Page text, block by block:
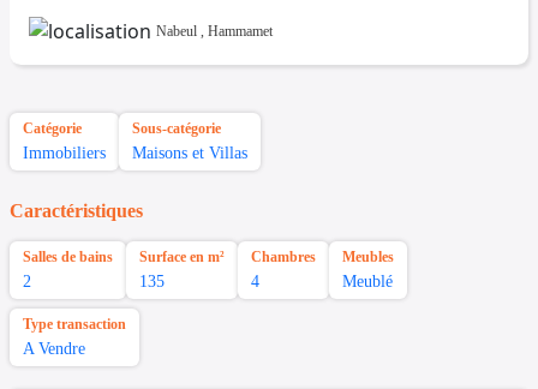
Nabeul , Hammamet
Catégorie
Immobiliers
Sous-catégorie
Maisons et Villas
Caractéristiques
Salles de bains
2
Surface en m²
135
Chambres
4
Meubles
Meublé
Type transaction
A Vendre